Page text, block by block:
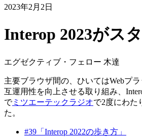
2023年2月2日
Interop 2023がス
エグゼクティブ・フェロー 木達
主要ブラウザ間の、ひいてはWebプ
互運用性を向上させる取り組み、
でミツエーテックラジオで2度にわた
た。
#39「Interop 2022の歩き方」